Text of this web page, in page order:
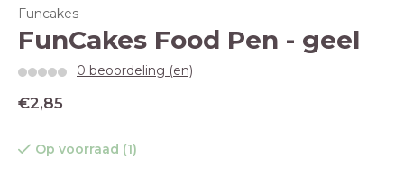
Funcakes
FunCakes Food Pen - geel
0 beoordeling (en)
€2,85
Op voorraad (1)